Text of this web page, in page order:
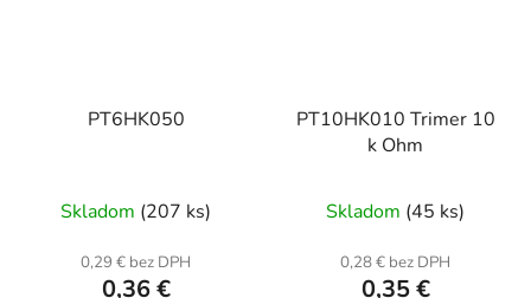
PT6HK050
Skladom (207 ks)
0,29 € bez DPH
0,36 €
PT10HK010 Trimer 10
k Ohm
Skladom (45 ks)
0,28 € bez DPH
0,35 €